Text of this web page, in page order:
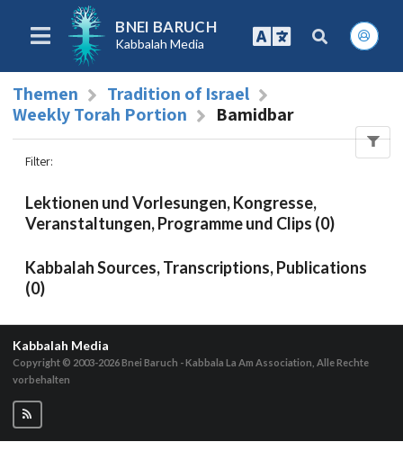
BNEI BARUCH
Kabbalah Media
Themen
Tradition of Israel
Weekly Torah Portion
Bamidbar
Filter:
Lektionen und Vorlesungen, Kongresse,
Veranstaltungen, Programme und Clips (0)
Kabbalah Sources, Transcriptions, Publications
(0)
Kabbalah Media
Copyright © 2003-2026Bnei Baruch - Kabbala La Am Association, Alle Rechte
vorbehalten